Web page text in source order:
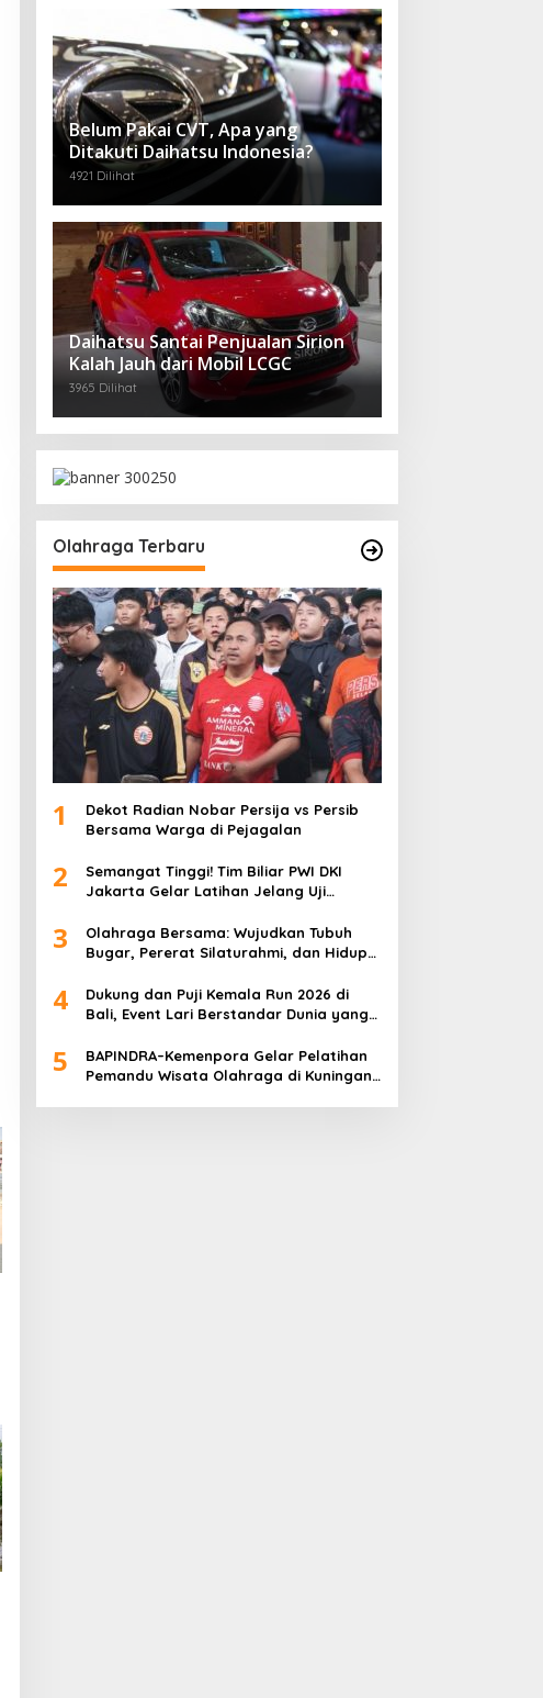
Belum Pakai CVT, Apa yang
Ditakuti Daihatsu Indonesia?
4921 Dilihat
Daihatsu Santai Penjualan Sirion
Kalah Jauh dari Mobil LCGC
3965 Dilihat
Olahraga Terbaru
1
Dekot Radian Nobar Persija vs Persib
Bersama Warga di Pejagalan
2
Semangat Tinggi! Tim Biliar PWI DKI
Jakarta Gelar Latihan Jelang Uji
3
Olahraga Bersama: Wujudkan Tubuh
Bugar, Pererat Silaturahmi, dan Hidup
4
Dukung dan Puji Kemala Run 2026 di
Bali, Event Lari Berstandar Dunia yang
5
BAPINDRA–Kemenpora Gelar Pelatihan
Pemandu Wisata Olahraga di Kuningan